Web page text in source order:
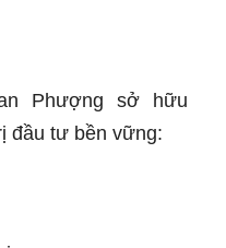
Phượng sở hữu
đầu tư bền vững: